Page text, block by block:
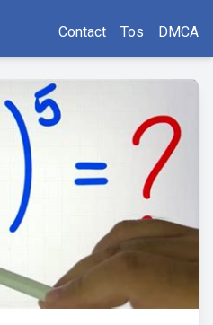
Contact Tos DMCA